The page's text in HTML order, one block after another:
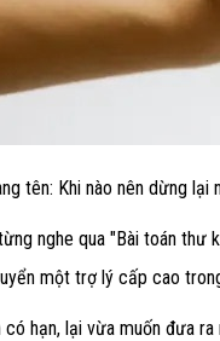
tên: Khi nào nên dừng lại
nghe qua "Bài toán
một trợ lý cấp cao
có hạn, lại vừa muốn đưa